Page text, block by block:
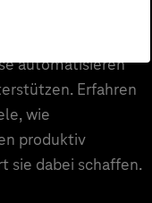
der
KI-Agenten, die
automatisieren
Erfahren
wie
produktiv
sie dabei schaffen.